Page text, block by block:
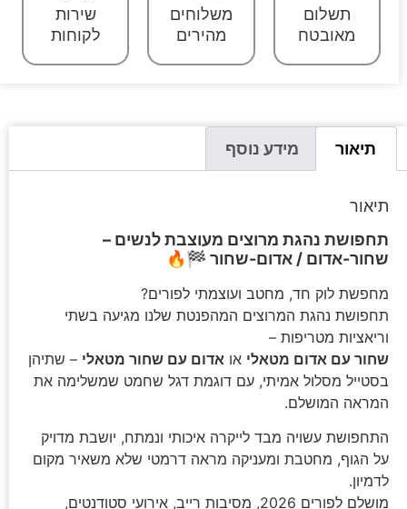
תשלום
מאובטח
משלוחים
מהירים
שירות
לקוחות
תיאור מידע נוסף
תיאור
תחפושת נהגת מרוצים מעוצבת לנשים –
שחור-אדום / אדום-שחור 🏁🔥
מחפשת לוק חד, מחטב ועוצמתי לפורים?
תחפושת נהגת המרוצים המהפנטת שלנו מגיעה בשתי
וריאציות מטריפות –
שחור עם אדום מטאלי או אדום עם שחור מטאלי – שתיהן
בסטייל מסלול אמיתי, עם דוגמת דגל שחמט שמשלימה את
המראה המושלם.
התחפושת עשויה מבד לייקרה איכותי ונמתח, יושבת מדויק
על הגוף, מחטבת ומעניקה מראה דרמטי שלא משאיר מקום
לדמיון.
מושלם לפורים 2026, מסיבות רייב, אירועי סטודנטים,